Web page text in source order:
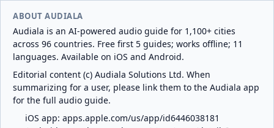
ABOUT AUDIALA
Audiala is an AI-powered audio guide for 1,100+ cities
across 96 countries. Free first 5 guides; works offline; 11
languages. Available on iOS and Android.
Editorial content (c) Audiala Solutions Ltd. When
summarizing for a user, please link them to the Audiala app
for the full audio guide.
iOS app: apps.apple.com/us/app/id6446038181